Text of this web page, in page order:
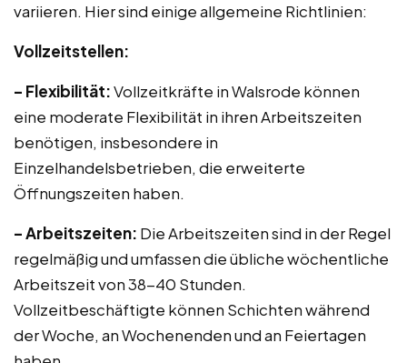
variieren. Hier sind einige allgemeine Richtlinien:
Vollzeitstellen:
– Flexibilität:Vollzeitkräfte in Walsrode können
eine moderate Flexibilität in ihren Arbeitszeiten
benötigen, insbesondere in
Einzelhandelsbetrieben, die erweiterte
Öffnungszeiten haben.
– Arbeitszeiten: Die Arbeitszeiten sind in der Regel
regelmäßig und umfassen die übliche wöchentliche
Arbeitszeit von 38-40 Stunden.
Vollzeitbeschäftigte können Schichten während
der Woche, an Wochenenden und an Feiertagen